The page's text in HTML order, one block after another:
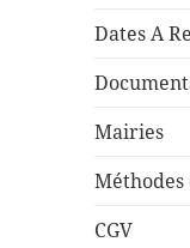
Dates A
Mairies
Méthodes
CGV